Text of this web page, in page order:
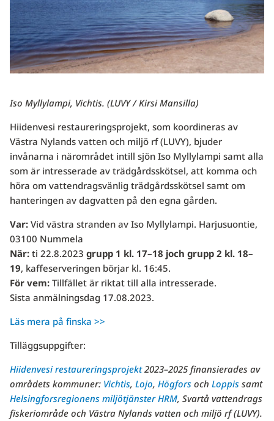
Iso Myllylampi, Vichtis. (LUVY / Kirsi Mansilla)
Hiidenvesi restaureringsprojekt, som koordineras av
Västra Nylands vatten och miljö rf (LUVY), bjuder
invånarna i närområdet intill sjön Iso Myllylampi samt alla
som är intresserade av trädgårdsskötsel, att komma och
höra om vattendragsvänlig trädgårdsskötsel samt om
hanteringen av dagvatten på den egna gården.
Var:Vid västra stranden av Iso Myllylampi. Harjusuontie,
03100 Nummela
När:ti 22.8.2023 grupp 1 kl. 17–18 joch grupp 2 kl. 18–
19, kaffeserveringen börjar kl. 16:45.
För vem:Tillfället är riktat till alla intresserade.
Sista anmälningsdag 17.08.2023.
Läs mera på finska >>
Tilläggsuppgifter:
Hiidenvesi restaureringsprojekt 2023–2025 finansierades av
områdets kommuner: Vichtis, Lojo, Högfors och Loppis samt
Helsingforsregionens miljötjänster HRM, Svartå vattendrags
fiskeriområde och Västra Nylands vatten och miljö rf (LUVY).